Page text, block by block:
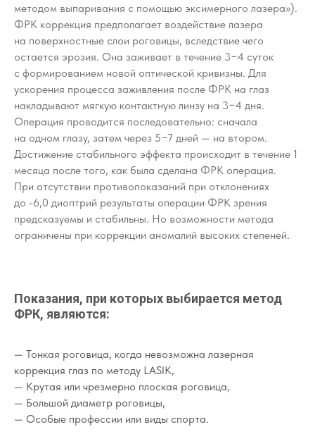
методом выпаривания с помощью эксимерного лазера»).
ФРК коррекция предполагает воздействие лазера
на поверхностные слои роговицы, вследствие чего
остается эрозия. Она заживает в течение 3−4 суток
с формированием новой оптической кривизны. Для
ускорения процесса заживления после ФРК на глаз
накладывают мягкую контактную линзу на 3−4 дня.
Операция проводится последовательно: сначала
на одном глазу, затем через 5−7 дней — на втором.
Достижение стабильного эффекта происходит в течение 1
месяца после того, как была сделана ФРК операция.
При отсутствии противопоказаний при отклонениях
до -6,0 диоптрий результаты операции ФРК зрения
предсказуемы и стабильны. Но возможности метода
ограничены при коррекции аномалий высоких степеней.
Показания, при которых выбирается метод
ФРК, являются:
— Тонкая роговица, когда невозможна лазерная
коррекция глаз по методу LASIK,
— Крутая или чрезмерно плоская роговица,
— Большой диаметр роговицы,
— Особые профессии или виды спорта.